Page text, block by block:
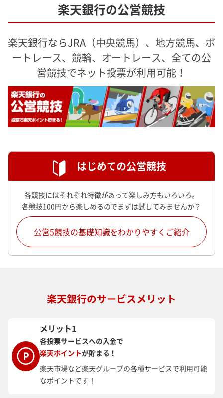
楽天銀行の公営競技
楽天銀行ならJRA（中央競馬）、地方競馬、ボ
ートレース、競輪、オートレース、 全ての公
営競技でネット投票が利用可能！
はじめての公営競技
各競技にはそれぞれ特徴があって楽しみ方もいろいろ。
各競技100円から楽しめるのでまずは試してみませんか？
公営5競技の基礎知識をわかりやすくご紹介
楽天銀行のサービスメリット
メリット1
各投票サービスへの入金で
楽天ポイントが貯まる！
楽天市場など楽天グループの各種サービスで利用可能
なポイントです！